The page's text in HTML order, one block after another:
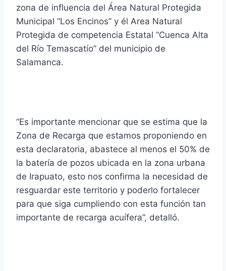
zona de influencia del Área Natural Protegida
Municipal “Los Encinos” y él Area Natural
Protegida de competencia Estatal “Cuenca Alta
del Río Temascatío” del municipio de
Salamanca.
“Es importante mencionar que se estima que la
Zona de Recarga que estamos proponiendo en
esta declaratoria, abastece al menos el 50% de
la batería de pozos ubicada en la zona urbana
de Irapuato, esto nos confirma la necesidad de
resguardar este territorio y poderlo fortalecer
para que siga cumpliendo con esta función tan
importante de recarga acuífera”, detalló.